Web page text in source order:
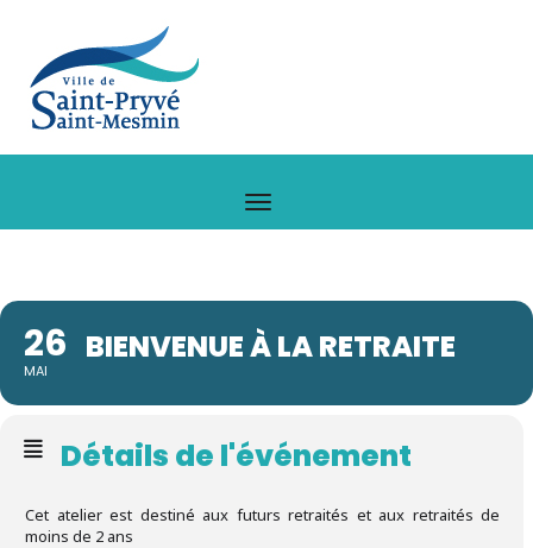
26
MAI
BIENVENUE À LA RETRAITE
Détails de l'événement
Cet atelier est destiné aux futurs retraités et aux retraités de
moins de 2 ans